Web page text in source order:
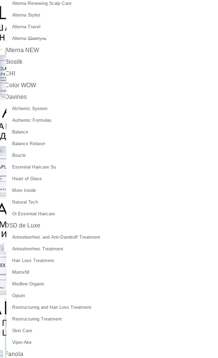
Alterna Renewing Scalp Care
Alterna Stylist
Alterna Travel
Alterna Шампунь
Alterna NEW
Biosilk
CHI
Color WOW
Davines
Alchemic System
Authentic Formulas
Balance
Balance Relaxer
Boucle
Essential Haircare Su
Heart of Glass
More Inside
Natural Tech
Oi Essential Haircare
DSD de Luxe
Antiseborrheic and Anti-Dandruff Treatment
Antiseborrheic Treatment
Hair Loss Treatment
Matrixfill
Medline Organic
Opium
Restructuring and Hair Loss Treatment
Restructuring Treatment
Skin Care
Viper-Ake
Fanola